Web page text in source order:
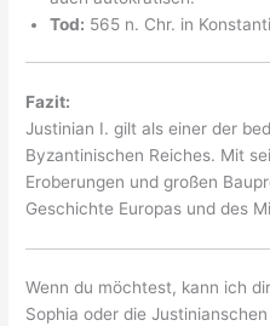
Tod: 565 n. Chr. in
Fazit:
Justinian I. gilt als einer der
Byzantinischen Reiches. Mit
Eroberungen und großen
Geschichte Europas und des
Wenn du möchtest, kann ich
Sophia oder die